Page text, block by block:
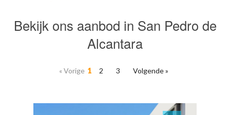
Bekijk ons aanbod in San Pedro de
Alcantara
« Vorige 1 2 3 Volgende »